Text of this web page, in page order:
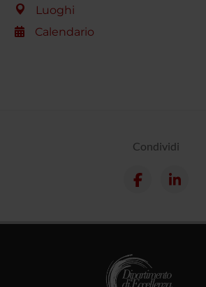
Luoghi
Calendario
Condividi